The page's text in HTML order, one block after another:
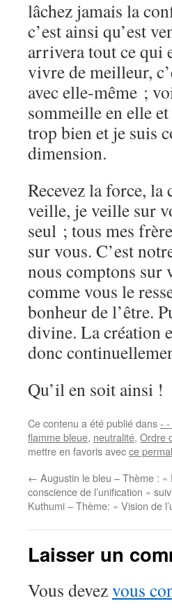
lâchez jamais la
c’est ainsi qu’est
arrivera tout ce qui
vivre de meilleur,
avec elle-même ;
sommeille en elle
trop bien et je suis
dimension.
Recevez la force,
veille, je veille sur
seul ; tous mes
sur vous. C’est
nous comptons sur
comme vous le
bonheur de l’être.
divine. La création
donc
Qu’il en soit ainsi !
Ce contenu a été publié dans-
flamme bleue, neutralité, Ordre
mettre en favoris avecce
← Augustin le bleu – Thème : «
conscience de l’unification »
Kuthumi – Thème: « Vision de
Laisser un
Vous devezvous